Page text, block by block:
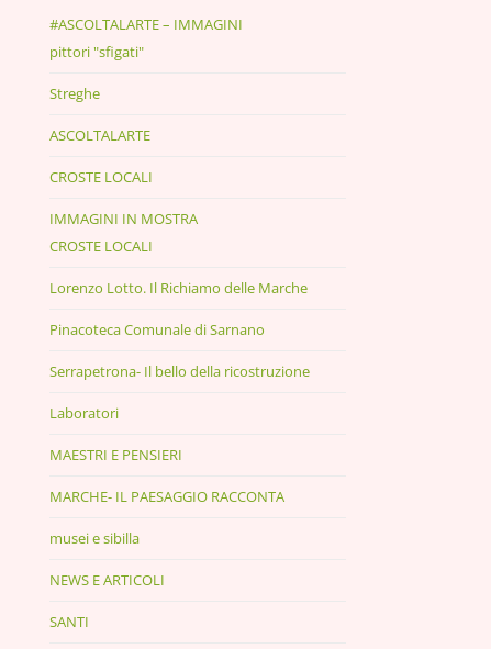
#ASCOLTALARTE – IMMAGINI
pittori "sfigati"
Streghe
ASCOLTALARTE
CROSTE LOCALI
IMMAGINI IN MOSTRA
CROSTE LOCALI
Lorenzo Lotto. Il Richiamo delle Marche
Pinacoteca Comunale di Sarnano
Serrapetrona- Il bello della ricostruzione
Laboratori
MAESTRI E PENSIERI
MARCHE- IL PAESAGGIO RACCONTA
musei e sibilla
NEWS E ARTICOLI
SANTI